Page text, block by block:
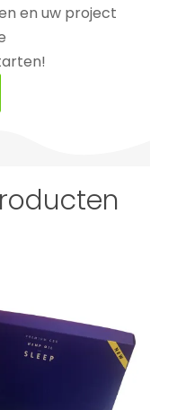
en uw project